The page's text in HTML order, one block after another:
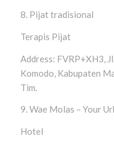
8. Pijat tradisional
Terapis Pijat
Address: FVRP+XH3,
Komodo, Kabupaten
Tim.
9. Wae Molas – Your
Hotel